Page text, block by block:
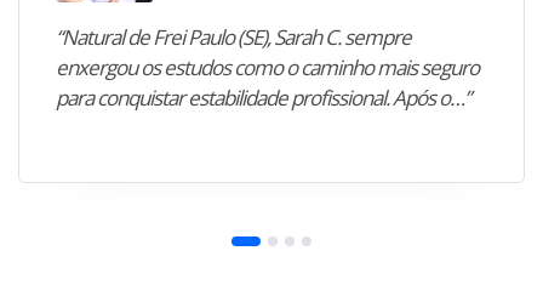
“Natural de Frei Paulo (SE), Sarah C. sempre
enxergou os estudos como o caminho mais seguro
para conquistar estabilidade profissional. Após o…”